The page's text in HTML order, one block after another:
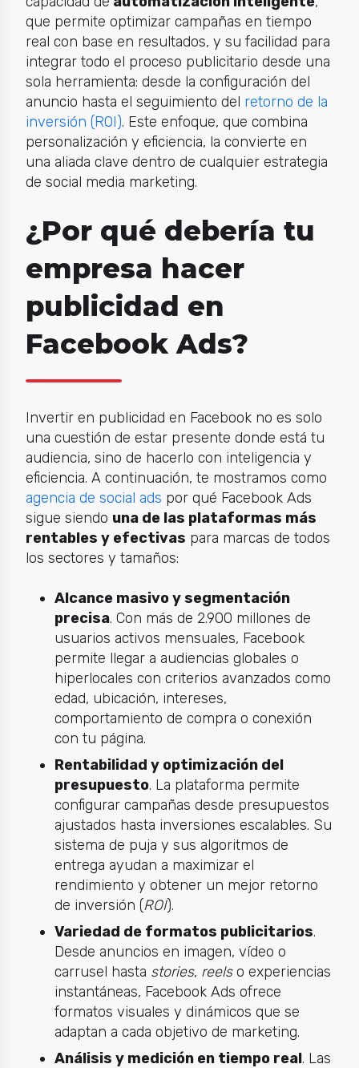
que permite optimizar campañas en tiempo
real con base en resultados, y su facilidad para
integrar todo el proceso publicitario desde una
sola herramienta: desde la configuración del
anuncio hasta el seguimiento del retorno de la
inversión (ROI). Este enfoque, que combina
personalización y eficiencia, la convierte en
una aliada clave dentro de cualquier estrategia
de social media marketing.
¿Por qué debería tu
empresa hacer
publicidad en
Facebook Ads?
Invertir en publicidad en Facebook no es solo
una cuestión de estar presente donde está tu
audiencia, sino de hacerlo con inteligencia y
eficiencia. A continuación, te mostramos como
agencia de social ads por qué Facebook Ads
sigue siendo una de las plataformas más
rentables y efectivas para marcas de todos
los sectores y tamaños:
Alcance masivo y segmentación
precisa. Con más de 2.900 millones de
usuarios activos mensuales, Facebook
permite llegar a audiencias globales o
hiperlocales con criterios avanzados como
edad, ubicación, intereses,
comportamiento de compra o conexión
con tu página.
Rentabilidad y optimización del
presupuesto. La plataforma permite
configurar campañas desde presupuestos
ajustados hasta inversiones escalables. Su
sistema de puja y sus algoritmos de
entrega ayudan a maximizar el
rendimiento y obtener un mejor retorno
de inversión (ROI).
Variedad de formatos publicitarios.
Desde anuncios en imagen, vídeo o
carrusel hasta stories, reelso experiencias
instantáneas, Facebook Ads ofrece
formatos visuales y dinámicos que se
adaptan a cada objetivo de marketing.
Análisis y medición en tiempo real. Las